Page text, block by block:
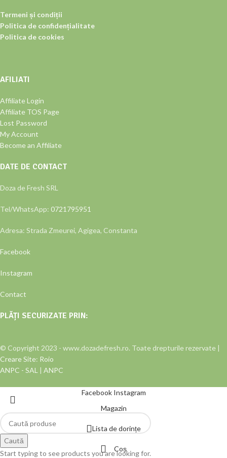
Termeni și condiții
Politica de confidențialitate
Politica de cookies
AFILIATI
Affiliate Login
Affiliate TOS Page
Lost Password
My Account
Become an Affiliate
DATE DE CONTACT
Doza de Fresh SRL
Tel/WhatsApp: 0721795951
Adresa: Strada Zmeurei, Agigea, Constanta
Facebook
Instagram
Contact
PLĂȚI SECURIZATE PRIN:
© Copyright 2023 - www.dozadefresh.ro. Toate drepturile rezervate |
Creare Site: Roio
ANPC - SAL
ANPC
Caută
Start typing to see products you are looking for.
Facebook Instagram
Magazin
Lista de dorințe
Coș